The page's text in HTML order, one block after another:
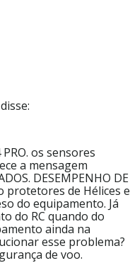
disse:
os sensores
a mensagem
DESEMPENHO DE
protetores de Hélices e
do equipamento. Já
do RC quando do
ainda na
esse problema?
de voo.